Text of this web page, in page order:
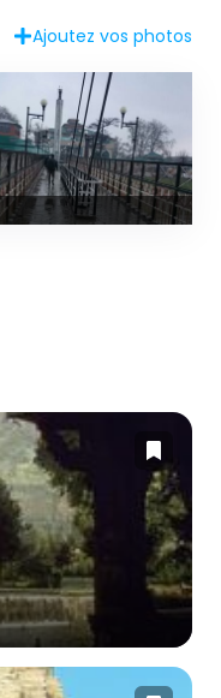
Ajoutez vos photos